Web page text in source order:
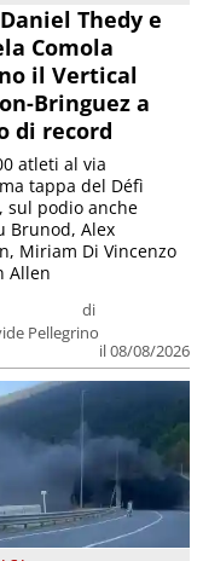
Thedy e
Comola
il Vertical
Bringuez a
di record
di
Pellegrino
il 08/08/2026
atleti al via
tappa del Défì
sul podio anche
Brunod, Alex
Miriam Di Vincenzo
Allen